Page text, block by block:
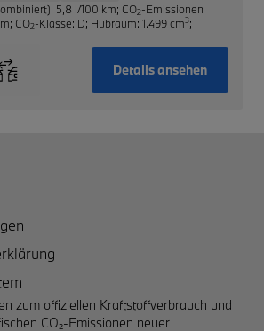
5,8 l/100 km; CO2-Emissionen
; CO2-Klasse: D; Hubraum: 1.499 cm3;
Details ansehen
zum offiziellen Kraftstoffverbrauch und
CO₂-Emissionen neuer